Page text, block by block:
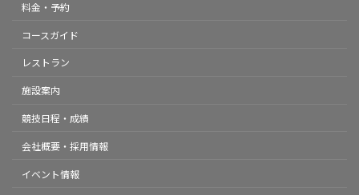
料金・予約
コースガイド
レストラン
施設案内
競技日程・成績
会社概要・採用情報
イベント情報